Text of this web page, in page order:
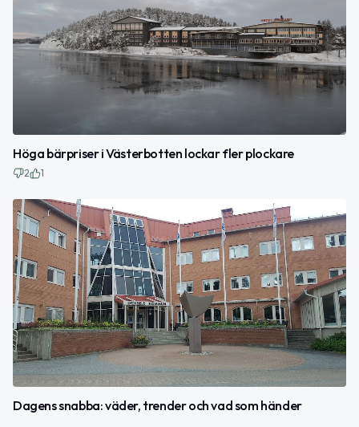
Höga bärpriser i Västerbotten lockar fler plockare
2 1
Dagens snabba: väder, trender och vad som händer